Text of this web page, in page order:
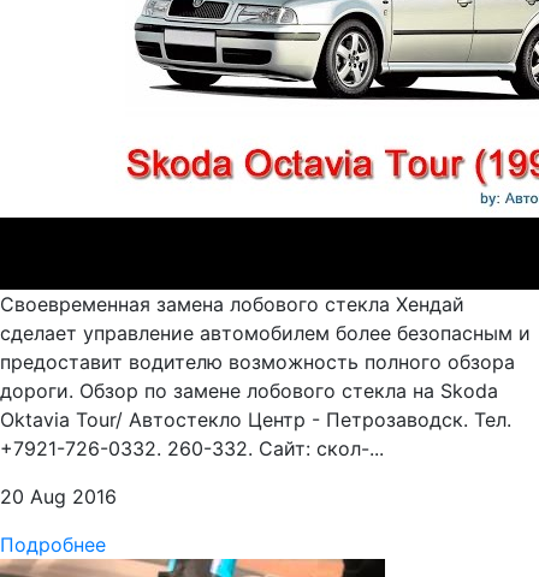
Своевременная замена лобового стекла Хендай
сделает управление автомобилем более безопасным и
предоставит водителю возможность полного обзора
дороги. Обзор по замене лобового стекла на Skoda
Oktavia Tour/ Автостекло Центр - Петрозаводск. Тел.
+7921-726-0332. 260-332. Сайт: скол-...
20 Aug 2016
Подробнее